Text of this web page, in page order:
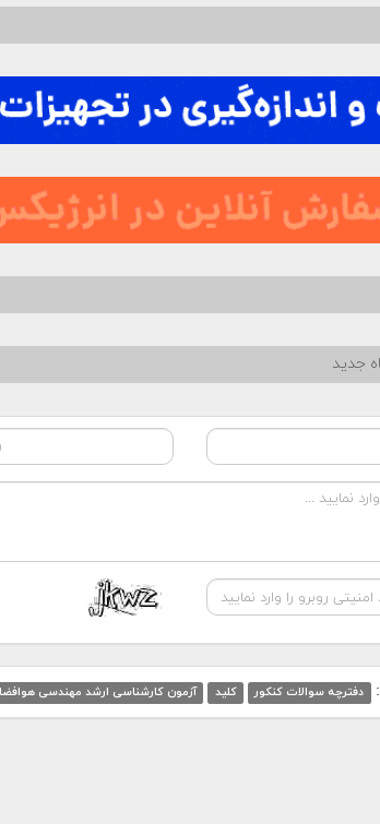
جدید
دفترچه سوالات کنکور کلید آزمون کارشناسی ارشد مهندسی هوافضا